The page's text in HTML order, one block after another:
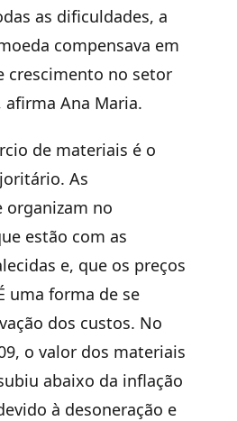
as dificuldades, a
compensava em
crescimento no setor
afirma Ana Maria.
de materiais é o
As
organizam no
estão com as
e, que os preços
uma forma de se
dos custos. No
o valor dos materiais
abaixo da inflação
à desoneração e